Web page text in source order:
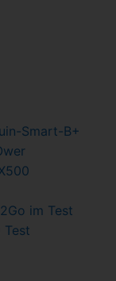
Smart-B+
im Test
Test